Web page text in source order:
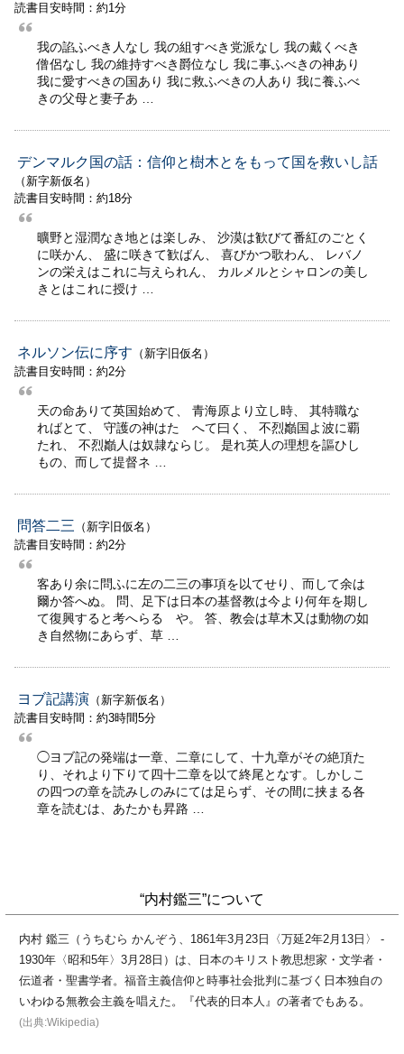
読書目安時間：約1分
我の諂ふべき人なし 我の組すべき党派なし 我の戴くべき
僧侶なし 我の維持すべき爵位なし 我に事ふべきの神あり
我に愛すべきの国あり 我に救ふべきの人あり 我に養ふべ
きの父母と妻子あ …
デンマルク国の話：信仰と樹木とをもって国を救いし話
（新字新仮名）
読書目安時間：約18分
曠野と湿潤なき地とは楽しみ、 沙漠は歓びて番紅のごとく
に咲かん、 盛に咲きて歓ばん、 喜びかつ歌わん、 レバノ
ンの栄えはこれに与えられん、 カルメルとシャロンの美し
きとはこれに授け …
ネルソン伝に序す （新字旧仮名）
読書目安時間：約2分
天の命ありて英国始めて、 青海原より立し時、 其特職な
ればとて、 守護の神はたゝへて曰く、 不烈巓国よ波に覇
たれ、 不烈巓人は奴隷ならじ。 是れ英人の理想を謳ひし
もの、而して提督ネ …
問答二三 （新字旧仮名）
読書目安時間：約2分
客あり余に問ふに左の二三の事項を以てせり、而して余は
爾か答へぬ。 問、足下は日本の基督教は今より何年を期し
て復興すると考へらるゝや。 答、教会は草木又は動物の如
き自然物にあらず、草 …
ヨブ記講演 （新字新仮名）
読書目安時間：約3時間5分
◯ヨブ記の発端は一章、二章にして、十九章がその絶頂た
り、それより下りて四十二章を以て終尾となす。しかしこ
の四つの章を読みしのみにては足らず、その間に挟まる各
章を読むは、あたかも昇路 …
“内村鑑三”について
内村 鑑三（うちむら かんぞう、1861年3月23日〈万延2年2月13日〉 -
1930年〈昭和5年〉3月28日）は、日本のキリスト教思想家・文学者・
伝道者・聖書学者。福音主義信仰と時事社会批判に基づく日本独自の
いわゆる無教会主義を唱えた。『代表的日本人』の著者でもある。
(出典:Wikipedia)